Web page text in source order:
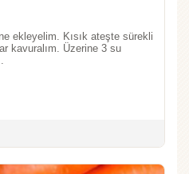
ekleyelim. Kısık ateşte sürekli
kavuralım. Üzerine 3 su